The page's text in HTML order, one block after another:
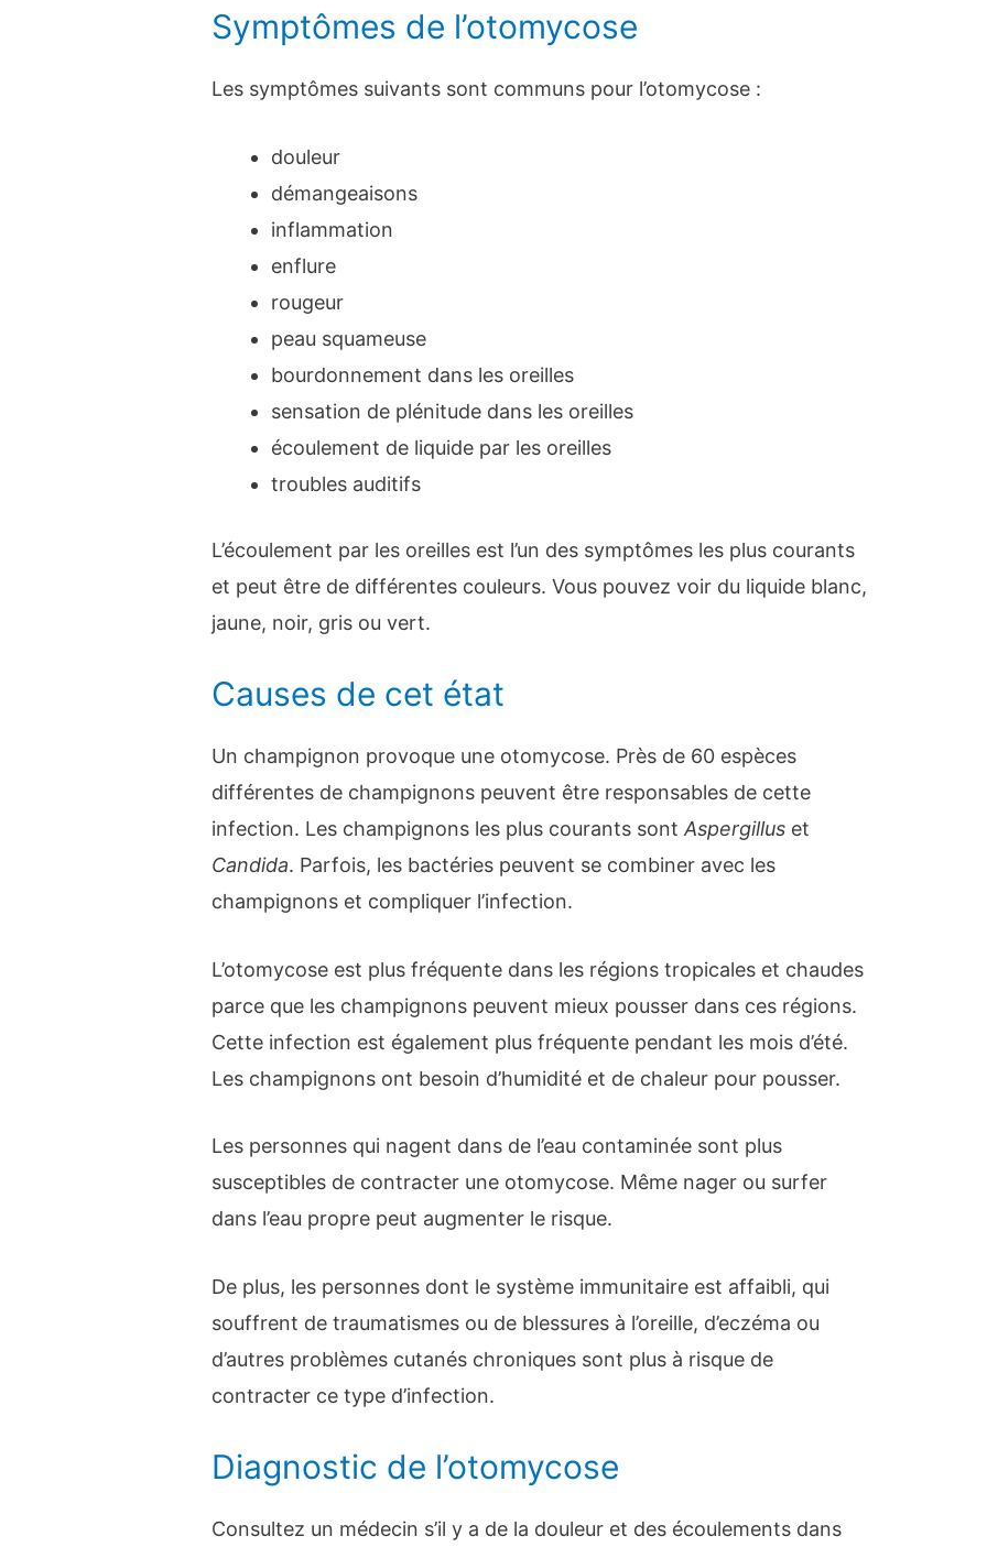
Symptômes de l’otomycose
Les symptômes suivants sont communs pour l’otomycose :
douleur
démangeaisons
inflammation
enflure
rougeur
peau squameuse
bourdonnement dans les oreilles
sensation de plénitude dans les oreilles
écoulement de liquide par les oreilles
troubles auditifs
L’écoulement par les oreilles est l’un des symptômes les plus courants
et peut être de différentes couleurs. Vous pouvez voir du liquide blanc,
jaune, noir, gris ou vert.
Causes de cet état
Un champignon provoque une otomycose. Près de 60 espèces
différentes de champignons peuvent être responsables de cette
infection. Les champignons les plus courants sontAspergillus et
Candida. Parfois, les bactéries peuvent se combiner avec les
champignons et compliquer l’infection.
L’otomycose est plus fréquente dans les régions tropicales et chaudes
parce que les champignons peuvent mieux pousser dans ces régions.
Cette infection est également plus fréquente pendant les mois d’été.
Les champignons ont besoin d’humidité et de chaleur pour pousser.
Les personnes qui nagent dans de l’eau contaminée sont plus
susceptibles de contracter une otomycose. Même nager ou surfer
dans l’eau propre peut augmenter le risque.
De plus, les personnes dont le système immunitaire est affaibli, qui
souffrent de traumatismes ou de blessures à l’oreille, d’eczéma ou
d’autres problèmes cutanés chroniques sont plus à risque de
contracter ce type d’infection.
Diagnostic de l’otomycose
Consultez un médecin s’il y a de la douleur et des écoulements dans